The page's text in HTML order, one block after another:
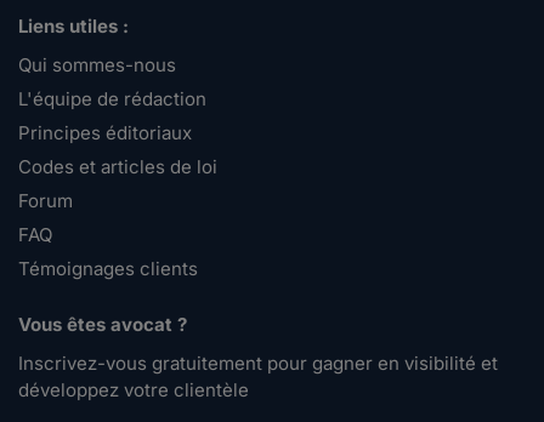
Liens utiles :
Qui sommes-nous
L'équipe de rédaction
Principes éditoriaux
Codes et articles de loi
Forum
FAQ
Témoignages clients
Vous êtes avocat ?
Inscrivez-vous gratuitement pour gagner en visibilité et
développez votre clientèle